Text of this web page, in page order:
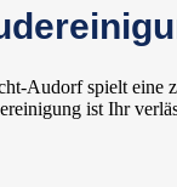
Audorf spielt
ist Ihr